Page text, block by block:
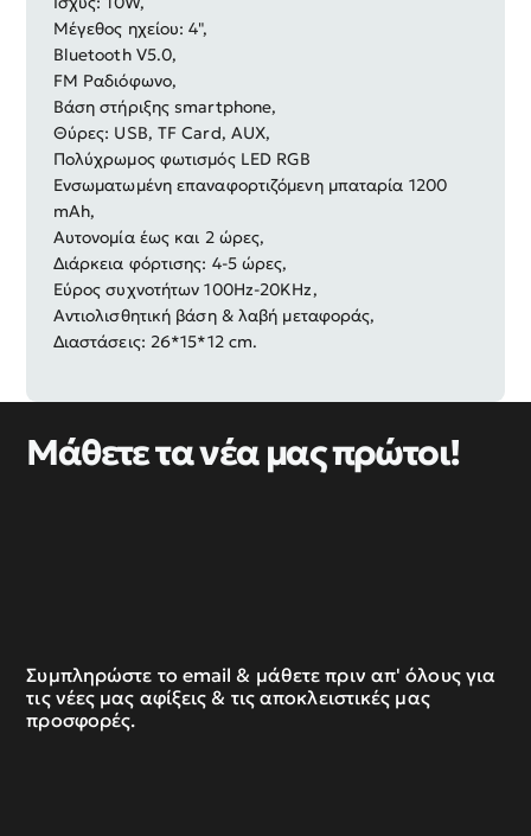
Μέγεθος ηχείου: 4",
Bluetooth V5.0,
FM Ραδιόφωνο,
Βάση στήριξης smartphone,
Θύρες: USB, TF Card, AUX,
Πολύχρωμος φωτισμός LED RGB
Ενσωματωμένη επαναφορτιζόμενη μπαταρία 1200
mAh,
Αυτονομία έως και 2 ώρες,
Διάρκεια φόρτισης: 4-5 ώρες,
Εύρος συχνοτήτων 100Hz-20KHz,
Αντιολισθητική βάση & λαβή μεταφοράς,
Διαστάσεις: 26*15*12 cm.
Μάθετε τα νέα μας πρώτοι!
Συμπληρώστε το email & μάθετε πριν απ' όλους για
τις νέες μας αφίξεις & τις αποκλειστικές μας
προσφορές.